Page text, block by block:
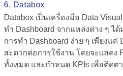
6. Databox
Databox เป็นเครื่องมือ Data
ทํา Dashboard จากแหล่งต่าง ๆ ไ
การทํา Dashboard ง่าย ๆ เพียงแค่
สะดวกต่อการใช้งาน โดยจะแสดง
ทั้งหมด และกำหนด KPIs เพื่อติด